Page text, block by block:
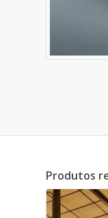
Produtos